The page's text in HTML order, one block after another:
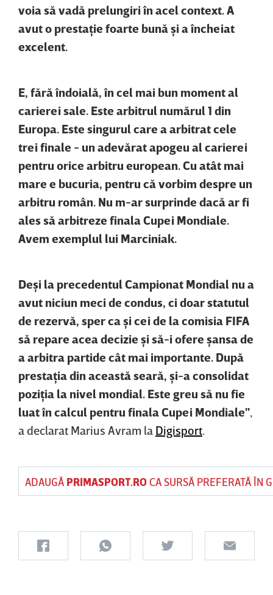
voia să vadă prelungiri în acel context. A
avut o prestaţie foarte bună şi a încheiat
excelent.
E, fără îndoială, în cel mai bun moment al
carierei sale. Este arbitrul numărul 1 din
Europa. Este singurul care a arbitrat cele
trei finale - un adevărat apogeu al carierei
pentru orice arbitru european. Cu atât mai
mare e bucuria, pentru că vorbim despre un
arbitru român. Nu m-ar surprinde dacă ar fi
ales să arbitreze finala Cupei Mondiale.
Avem exemplul lui Marciniak.
Deşi la precedentul Campionat Mondial nu a
avut niciun meci de condus, ci doar statutul
de rezervă, sper ca şi cei de la comisia FIFA
să repare acea decizie şi să-i ofere şansa de
a arbitra partide cât mai importante. După
prestaţia din această seară, şi-a consolidat
poziţia la nivel mondial. Este greu să nu fie
luat în calcul pentru finala Cupei Mondiale",
a declarat Marius Avram la Digisport.
ADAUGĂ PRIMASPORT.ROCA SURSĂ PREFERATĂ ÎN